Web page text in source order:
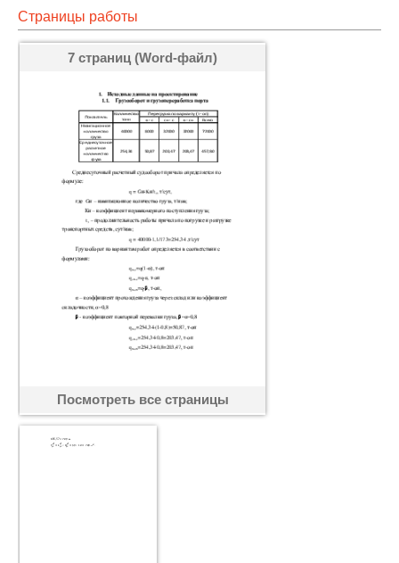
Страницы работы
7 страниц (Word-файл)
Посмотреть все страницы